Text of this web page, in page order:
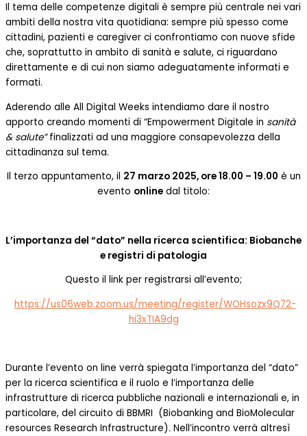
Il tema delle competenze digitali è sempre più centrale nei vari
ambiti della nostra vita quotidiana: sempre più spesso come
cittadini, pazienti e caregiver ci confrontiamo con nuove sfide
che, soprattutto in ambito di sanità e salute, ci riguardano
direttamente e di cui non siamo adeguatamente informati e
formati.
Aderendo alle All Digital Weeks intendiamo dare il nostro
apporto creando momenti di “Empowerment Digitale in sanità
& salute”finalizzati ad una maggiore consapevolezza della
cittadinanza sul tema.
Il terzo appuntamento, il 27 marzo 2025, ore 18.00 – 19.00 è un
evento online dal titolo:
L’importanza del “dato” nella ricerca scientifica: Biobanche
e registri di patologia
Questo il link per registrarsi all’evento;
https://us06web.zoom.us/meeting/register/WOHsozx9Q72-
hi3xTIA9dg
Durante l’evento on line verrà spiegata l’importanza del “dato”
per la ricerca scientifica e il ruolo e l’importanza delle
infrastrutture di ricerca pubbliche nazionali e internazionali e, in
particolare, del circuito di BBMRI (Biobanking and BioMolecular
resources Research Infrastructure). Nell’incontro verrà altresì